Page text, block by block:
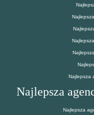
Najlepsza
Najlepsza
Najlepsza